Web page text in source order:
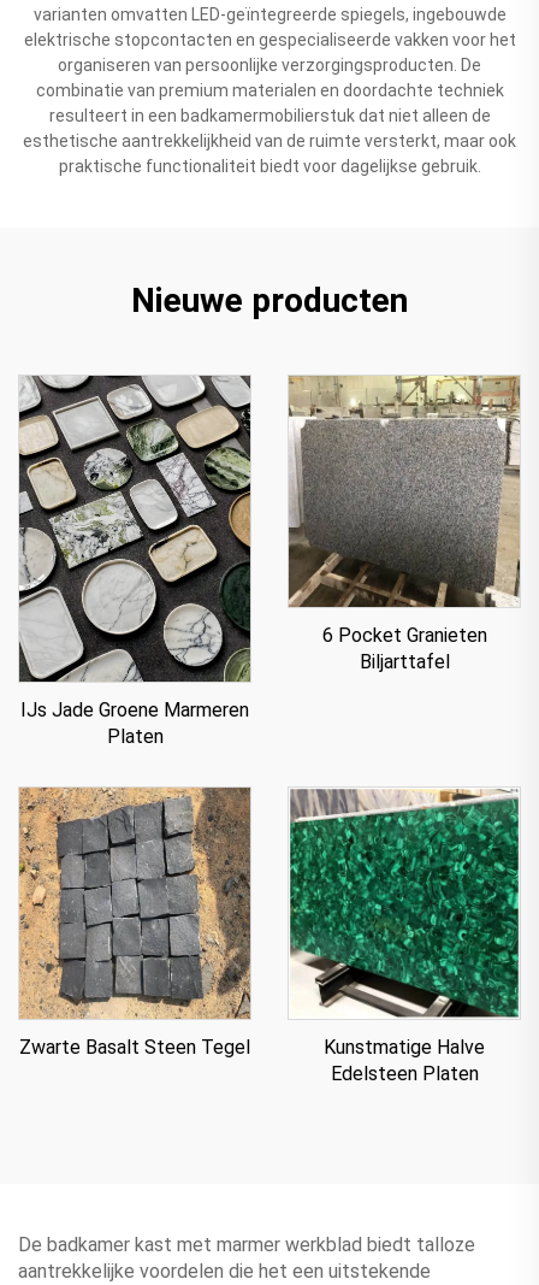
varianten omvatten LED-geïntegreerde spiegels, ingebouwde
elektrische stopcontacten en gespecialiseerde vakken voor het
organiseren van persoonlijke verzorgingsproducten. De
combinatie van premium materialen en doordachte techniek
resulteert in een badkamermobilierstuk dat niet alleen de
esthetische aantrekkelijkheid van de ruimte versterkt, maar ook
praktische functionaliteit biedt voor dagelijkse gebruik.
Nieuwe producten
IJs Jade Groene Marmeren
Platen
6 Pocket Granieten
Biljarttafel
Zwarte Basalt Steen Tegel
Kunstmatige Halve
Edelsteen Platen
De badkamer kast met marmer werkblad biedt talloze
aantrekkelijke voordelen die het een uitstekende